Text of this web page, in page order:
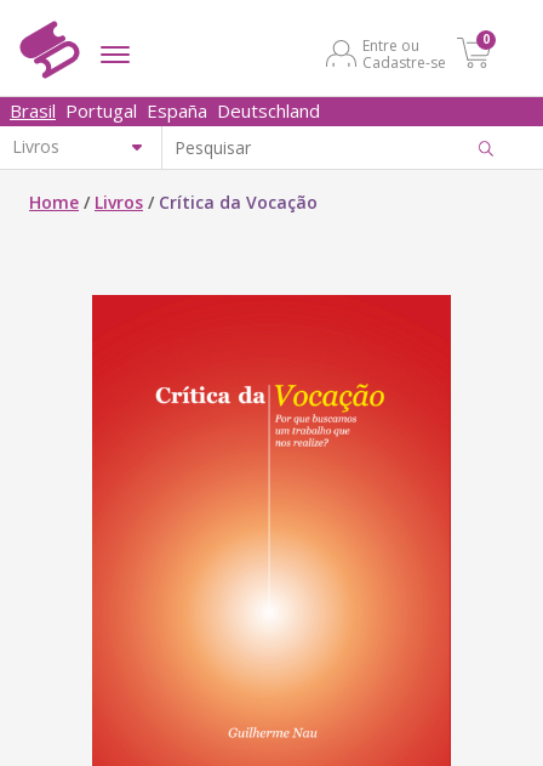
Entre ou
Cadastre-se
0
Brasil Portugal España Deutschland
Home / Livros / Crítica da Vocação